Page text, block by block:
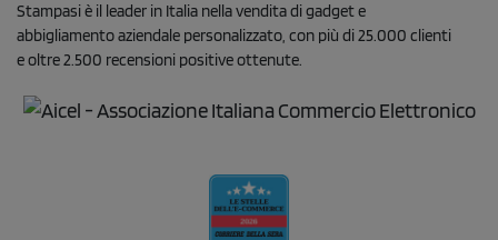
Stampasi è il leader in Italia nella vendita di gadget e
abbigliamento aziendale personalizzato, con più di 25.000 clienti
e oltre 2.500 recensioni positive ottenute.